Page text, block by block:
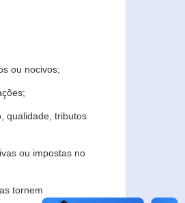
ou nocivos;
qualidade, tributos
ou impostas no
tornem